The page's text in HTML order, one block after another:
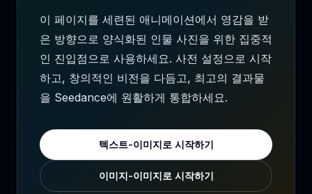
이 페이지를 세련된 애니메이션에서 영감을 받
은 방향으로 양식화된 인물 사진을 위한 집중적
인 진입점으로 사용하세요. 사전 설정으로 시작
하고, 창의적인 비전을 다듬고, 최고의 결과물
을 Seedance에 원활하게 통합하세요.
텍스트-이미지로 시작하기
이미지-이미지로 시작하기